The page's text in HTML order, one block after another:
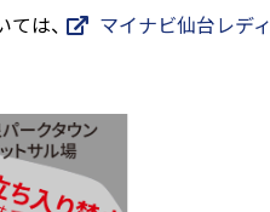
ては、
マイナビ仙台レディ